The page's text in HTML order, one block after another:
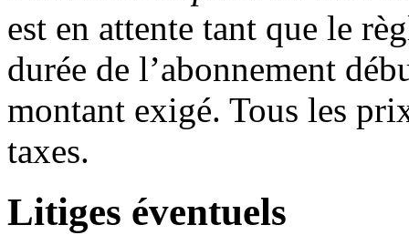
est en attente tant que le
durée de l’abonnement
montant exigé. Tous les
taxes.
Litiges éventuels